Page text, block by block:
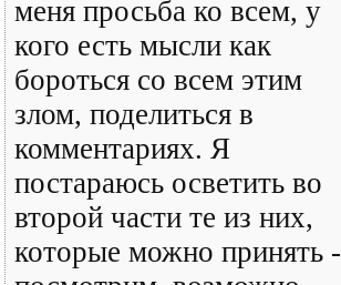
меня просьба ко всем, у
кого есть мысли как
бороться со всем этим
злом, поделиться в
комментариях. Я
постараюсь осветить во
второй части те из них,
которые можно принять -